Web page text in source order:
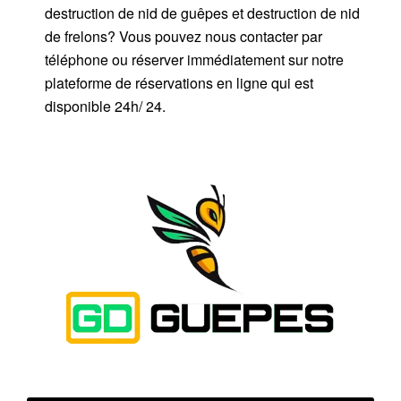
destruction de nid de guêpes et destruction de nid
de frelons? Vous pouvez nous contacter par
téléphone ou réserver immédiatement sur notre
plateforme de réservations en ligne qui est
disponible 24h/ 24.